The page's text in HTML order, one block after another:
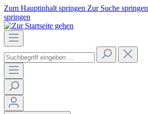
Zum Hauptinhalt springen Zur Suche springen
springen